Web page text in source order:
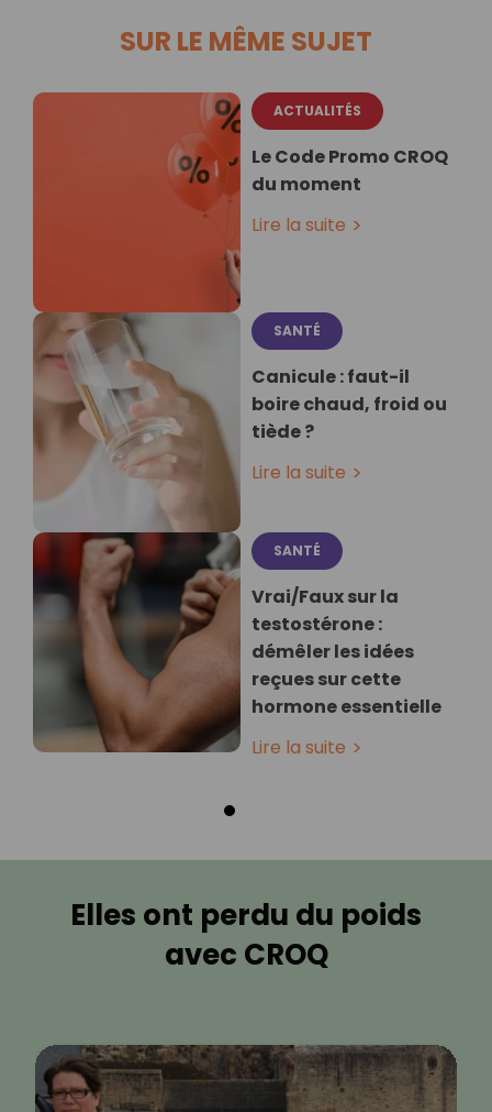
SUR LE MÊME SUJET
ACTUALITÉS
Le Code Promo CROQ
du moment
Lire la suite
SANTÉ
Canicule : faut-il
boire chaud, froid ou
tiède ?
Lire la suite
SANTÉ
Vrai/Faux sur la
testostérone :
démêler les idées
reçues sur cette
hormone essentielle
Lire la suite
Elles ont perdu du poids
avec CROQ